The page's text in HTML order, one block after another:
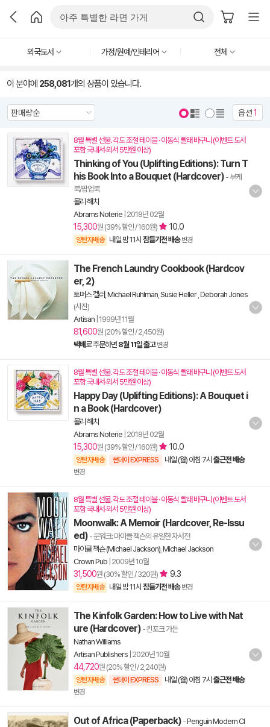
외국도서 가정/원예/인테리어 전체
이 분야에 258,081개의 상품이 있습니다.
옵션1
8월 특별 선물. 각도 조절 테이블 · 이동식 빨래 바구니 (이벤트 도서
포함 국내서·외서 5만원 이상)
Thinking of You (Uplifting Editions): Turn T
his Book Into a Bouquet (Hardcover) - 부케
북/팝업북
몰리 해치
Abrams Noterie 2018년 02월
15,300원 (39% 할인 / 160원) 10.0
양탄자배송 내일 밤 11시 잠들기전 배송 변경
The French Laundry Cookbook (Hardcov
er, 2)
토머스 켈러 Michael Ruhlman Susie Heller, Deborah Jones
(사진)
Artisan 1999년 11월
81,600원 (20% 할인 / 2,450원)
택배로 주문하면 8월 11일 출고 변경
8월 특별 선물. 각도 조절 테이블 · 이동식 빨래 바구니 (이벤트 도서
포함 국내서·외서 5만원 이상)
Happy Day (Uplifting Editions): A Bouquet i
n a Book (Hardcover)
몰리 해치
Abrams Noterie 2018년 02월
15,300원 (39% 할인 / 160원) 10.0
양탄자배송 썬데이 EXPRESS 내일 (월) 아침 7시 출근전 배송
변경
8월 특별 선물. 각도 조절 테이블 · 이동식 빨래 바구니 (이벤트 도서
포함 국내서·외서 5만원 이상)
Moonwalk: A Memoir (Hardcover, Re-Issu
ed) - 문워크: 마이클 잭슨의 유일한 자서전
마이클 잭슨 (Michael Jackson) Michael Jackson
Crown Pub 2009년 10월
31,500원 (30% 할인 / 320원) 9.3
양탄자배송 내일 밤 11시 잠들기전 배송 변경
The Kinfolk Garden: How to Live with Nat
ure (Hardcover) - 킨포크 가든
Nathan Williams
Artisan Publishers 2020년 10월
44,720원 (20% 할인 / 2,240원)
양탄자배송 썬데이 EXPRESS 내일 (월) 아침 7시 출근전 배송
변경
Out of Africa (Paperback) -Penguin Modern Cl